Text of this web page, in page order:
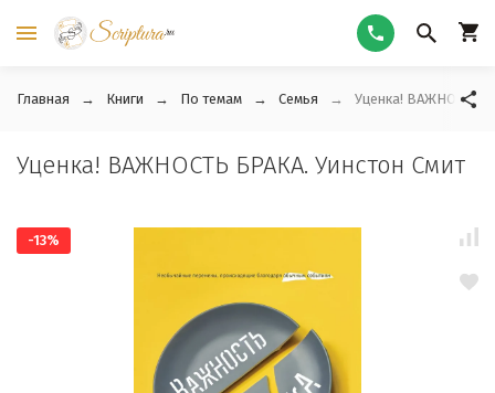
Главная Книги По темам Семья Уценка! ВАЖНОСТЬ
Уценка! ВАЖНОСТЬ БРАКА. Уинстон Смит
-13%